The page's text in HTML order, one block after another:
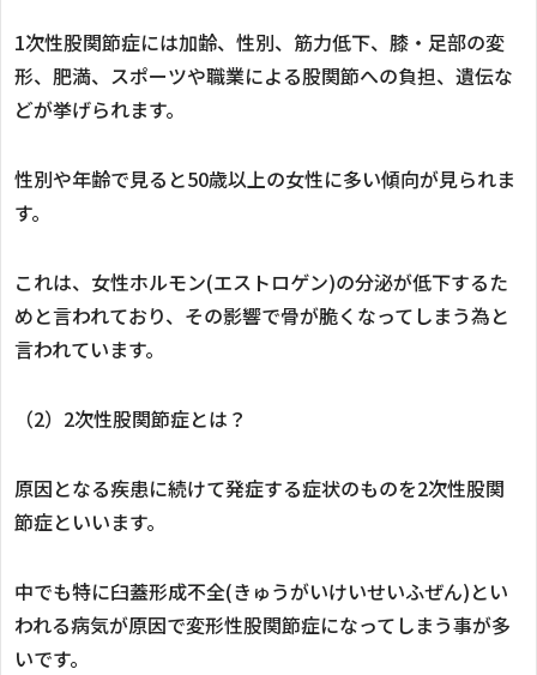
1次性股関節症には加齢、性別、筋力低下、膝・足部の変
形、肥満、スポーツや職業による股関節への負担、遺伝な
どが挙げられます。
性別や年齢で見ると50歳以上の女性に多い傾向が見られま
す。
これは、女性ホルモン(エストロゲン)の分泌が低下するた
めと言われており、その影響で骨が脆くなってしまう為と
言われています。
（2）2次性股関節症とは？
原因となる疾患に続けて発症する症状のものを2次性股関
節症といいます。
中でも特に臼蓋形成不全(きゅうがいけいせいふぜん)とい
われる病気が原因で変形性股関節症になってしまう事が多
いです。